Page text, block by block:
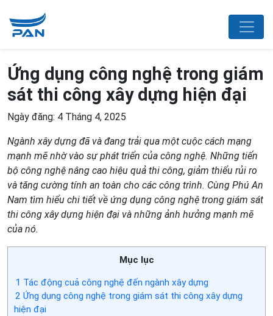
Ứng dụng công nghệ trong giám
sát thi công xây dựng hiện đại
Ngày đăng: 4 Tháng 4, 2025
Ngành xây dựng đã và đang trải qua một cuộc cách mạng
mạnh mẽ nhờ vào sự phát triển của công nghệ. Những tiến
bộ công nghệ nâng cao hiệu quả thi công, giảm thiểu rủi ro
và tăng cường tính an toàn cho các công trình. Cùng Phú An
Nam tìm hiểu chi tiết về ứng dụng công nghệ trong giám sát
thi công xây dựng hiện đại và những ảnh hưởng mạnh mẽ
của nó.
Mục lục
1 Tác động cuả công nghệ đến ngành xây dựng
2 Ứng dụng công nghệ trong giám sát thi công xây dựng
hiện đại